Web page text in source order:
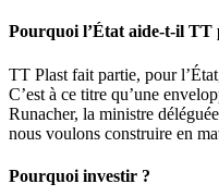
Pourquoi l’État aide-t-il TT
TT Plast fait partie, pour
C’est à ce titre qu’une
Runacher, la ministre
nous voulons construire en
Pourquoi investir ?